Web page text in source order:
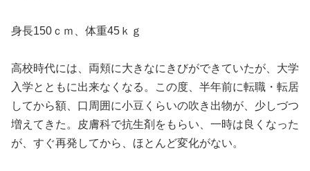
身長150ｃｍ、体重45ｋｇ
高校時代には、両頬に大きなにきびができていたが、大学
入学とともに出来なくなる。この度、半年前に転職・転居
してから額、口周囲に小豆くらいの吹き出物が、少しづつ
増えてきた。皮膚科で抗生剤をもらい、一時は良くなった
が、すぐ再発してから、ほとんど変化がない。